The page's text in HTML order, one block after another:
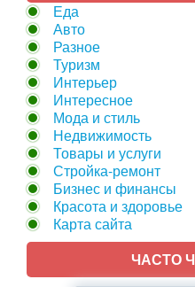
Еда
Авто
Разное
Туризм
Интерьер
Интересное
Мода и стиль
Недвижимость
Товары и услуги
Стройка-ремонт
Бизнес и финансы
Красота и здоровье
Карта сайта
ЧАСТО